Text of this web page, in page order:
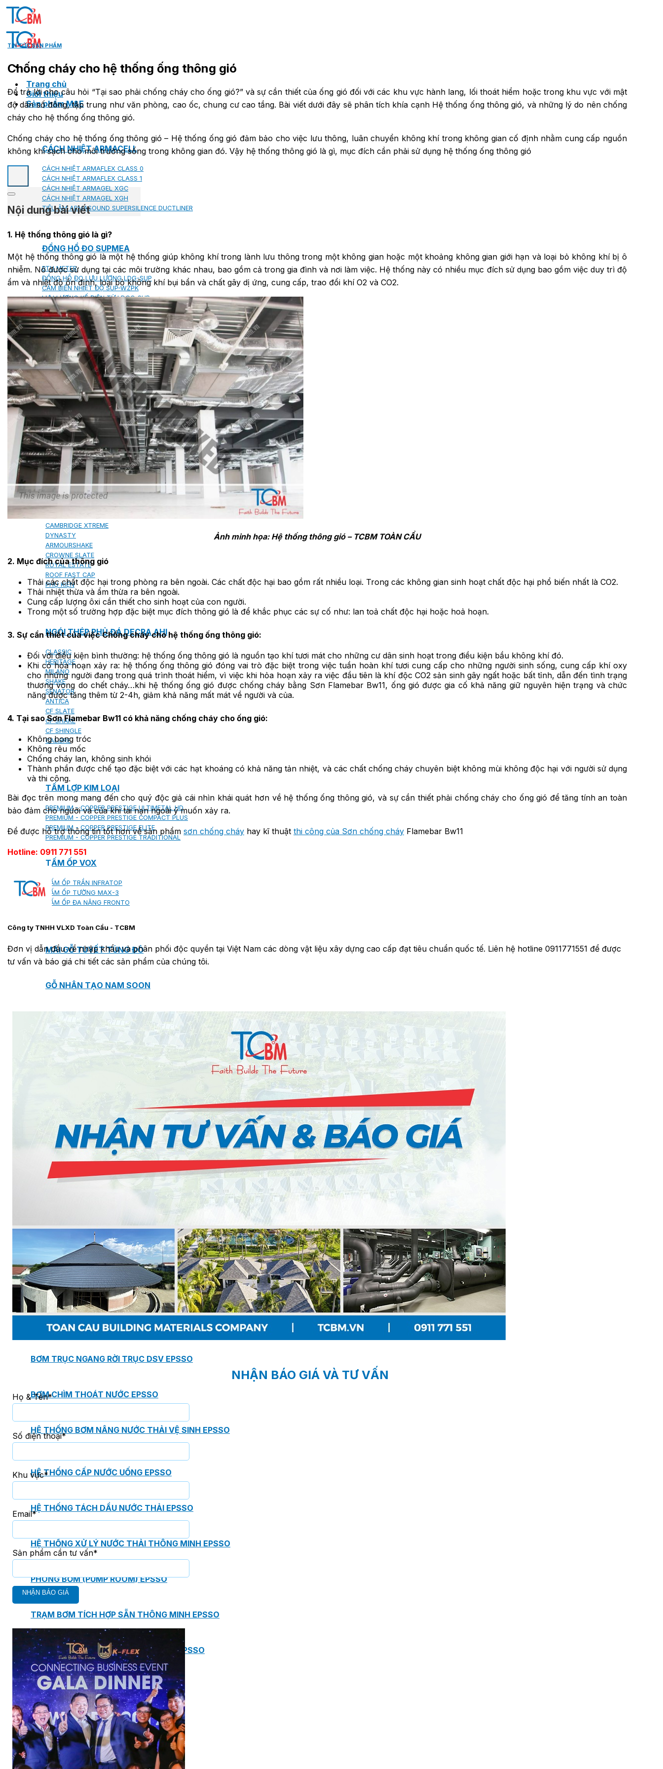
Skip
Trang chủ
Giới thiệu
Sản phẩm M&E
CÁCH NHIỆT ARMACELL
CÁCH NHIỆT ARMAFLEX CLASS 0
CÁCH NHIỆT ARMAFLEX CLASS 1
CÁCH NHIỆT ARMAGEL XGC
CÁCH NHIỆT ARMAGEL XGH
TIÊU ÂM ARMASOUND SUPERSILENCE DUCTLINER
ĐỒNG HỒ ĐO SUPMEA
BTU METER
ĐỒNG HỒ ĐO LƯU LƯỢNG LDG-SUP
CẢM BIẾN NHIỆT ĐỘ SUP-WZPK
LƯU LƯỢNG KẾ ĐIỆN TỪ LDGC-SUP
ỐNG MỀM NỐI ĐẦU PHUN SPRINKLER FLEXDROP YONG WON
SƠN CHỐNG CHÁY FLAMEBAR BW11
RON CHỐNG CHÁY
KEO ACRYLIC SEALANT
Sản phẩm Kiến trúc
NGÓI BITUM PHỦ ĐÁ IKO
MARATHON (VIÊN GẠCH)
ARMOURSHIELD (TỔ ONG)
SUPERGLASS BIBER (VẢY CÁ)
CAMBRIDGE XTREME
DYNASTY
ARMOURSHAKE
CROWNE SLATE
ROYAL ESTATE
ROOF FAST CAP
PHỤ KIỆN
NGÓI THÉP PHỦ ĐÁ DECRA AHI
CLASSIC
HERITAGE
MILANO
SHAKE
SENATOR
ANTICA
CF SLATE
CF SHAKE
CF SHINGLE
CALIBRE
TẤM LỢP KIM LOẠI
PREMIUM - COPPER PRESTIGE ULTIMETAL HD
PREMIUM - COPPER PRESTIGE COMPACT PLUS
PREMIUM - COPPER PRESTIGE ELITE
PREMIUM - COPPER PRESTIGE TRADITIONAL
TẤM ỐP VOX
TẤM ỐP TRẦN INFRATOP
TẤM ỐP TƯỜNG MAX-3
TẤM ỐP ĐA NĂNG FRONTO
MÁI GỖ TUYẾT TÙNG ĐỎ
GỖ NHÂN TẠO NAM SOON
GỖ SINH THÁI NOVANO
VÁN OSB (VÁN DĂM ĐỊNH HƯỚNG)
MASTER COPPO (KIỂU DÁNG NGÓI ĐỊA TRUNG HẢI)
Bơm Epsso
BƠM TRỤC ĐỨNG ĐƠN TẦNG CÁNH INLINE DP EPSSO
BƠM TRỤC ĐỨNG ĐA TẦNG CÁNH EPSSO
BƠM TRỤC NGANG ĐA TẦNG CÁNH EPSSO
BƠM TRỤC NGANG RỜI TRỤC DSV EPSSO
BƠM CHÌM THOÁT NƯỚC EPSSO
HỆ THỐNG BƠM NÂNG NƯỚC THẢI VỆ SINH EPSSO
HỆ THỐNG CẤP NƯỚC UỐNG EPSSO
HỆ THỐNG TÁCH DẦU NƯỚC THẢI EPSSO
HỆ THỐNG XỬ LÝ NƯỚC THẢI THÔNG MINH EPSSO
PHÒNG BƠM (PUMP ROOM) EPSSO
TRẠM BƠM TÍCH HỢP SẴN THÔNG MINH EPSSO
HỆ THỐNG BƠM PCCC NGUYÊN CỤM EPSSO
BƠM CHÌM PACKAGE EPSSO
Van Watts
TIN TỨC SẢN PHẨM
Chống cháy cho hệ thống ống thông gió
Để trả lời cho câu hỏi “Tại sao phải chống cháy cho ống gió?” và sự cần thiết của ống gió đối với các khu vực hành lang, lối thoát hiểm hoặc trong khu vực với mật
độ dân số đông, tập trung như văn phòng, cao ốc, chung cư cao tầng. Bài viết dưới đây sẽ phân tích khía cạnh Hệ thống ống thông gió, và những lý do nên chống
cháy cho hệ thống ống thông gió.
Chống cháy cho hệ thống ống thông gió – Hệ thống ống gió đảm bảo cho việc lưu thông, luân chuyển không khí trong không gian cố định nhằm cung cấp nguồn
không khí sạch cho môi trường sống trong không gian đó. Vậy hệ thống thông gió là gì, mục đích cần phải sử dụng hệ thống ống thông gió
Nội dung bài viết
1. Hệ thống thông gió là gì?
Một hệ thống thông gió là một hệ thống giúp không khí trong lành lưu thông trong một không gian hoặc một khoảng không gian giới hạn và loại bỏ không khí bị ô
nhiễm. Nó được sử dụng tại các môi trường khác nhau, bao gồm cả trong gia đình và nơi làm việc. Hệ thống này có nhiều mục đích sử dụng bao gồm việc duy trì độ
ẩm và nhiệt độ ổn định, loại bỏ không khí bụi bẩn và chất gây dị ứng, cung cấp, trao đổi khí O2 và CO2.
Ảnh minh họa: Hệ thống thông gió – TCBM TOÀN CẦU
2. Mục đích của thông gió
Thải các chất độc hại trong phòng ra bên ngoài. Các chất độc hại bao gồm rất nhiều loại. Trong các không gian sinh hoạt chất độc hại phổ biến nhất là CO2.
Thải nhiệt thừa và ẩm thừa ra bên ngoài.
Cung cấp lượng ôxi cần thiết cho sinh hoạt của con người.
Trong một số trường hợp đặc biệt mục đích thông gió là để khắc phục các sự cố như: lan toả chất độc hại hoặc hoả hoạn.
3. Sự cần thiết của việc Chống cháy cho hệ thống ống thông gió:
Đối với điều kiện bình thường: hệ thống ống thông gió là nguồn tạo khí tươi mát cho những cư dân sinh hoạt trong điều kiện bầu không khí đó.
Khi có hỏa hoạn xảy ra: hệ thống ống thông gió đóng vai trò đặc biệt trong việc tuần hoàn khí tươi cung cấp cho những người sinh sống, cung cấp khí oxy
cho những người đang trong quá trình thoát hiểm, vì việc khi hỏa hoạn xảy ra việc đầu tiên là khí độc CO2 sản sinh gây ngất hoặc bất tỉnh, dẫn đến tình trạng
thương vong do chết cháy…khi hệ thống ống gió được chống cháy bằng Sơn Flamebar Bw11, ống gió được gia cố khả năng giữ nguyên hiện trạng và chức
năng được tăng thêm từ 2-4h, giảm khả năng mất mát về người và của.
4. Tại sao Sơn Flamebar Bw11 có khả năng chống cháy cho ống gió:
Không bong tróc
Không rêu mốc
Chống cháy lan, không sinh khói
Thành phần được chế tạo đặc biệt với các hạt khoáng có khả năng tản nhiệt, và các chất chống cháy chuyên biệt không mùi không độc hại với người sử dụng
và thi công.
Bài đọc trên mong mang đến cho quý độc giả cái nhìn khái quát hơn về hệ thống ống thông gió, và sự cần thiết phải chống cháy cho ống gió để tăng tính an toàn
bảo đảm cho người và của khi tai nạn ngoài ý muốn xảy ra.
Để được hỗ trợ thông tin tốt hơn về sản phẩm sơn chống cháy hay kĩ thuật thi công của Sơn chống cháy Flamebar Bw11
Hotline: 0911 771 551
Công ty TNHH VLXD Toàn Cầu - TCBM
Đơn vị dẫn đầu về nhập khẩu và phân phối độc quyền tại Việt Nam các dòng vật liệu xây dựng cao cấp đạt tiêu chuẩn quốc tế. Liên hệ hotline 0911771551 để được
tư vấn và báo giá chi tiết các sản phẩm của chúng tôi.
NHẬN BÁO GIÁ VÀ TƯ VẤN
Họ & Tên*
Số điện thoại*
Khu vực*
Email*
Sản phẩm cần tư vấn*